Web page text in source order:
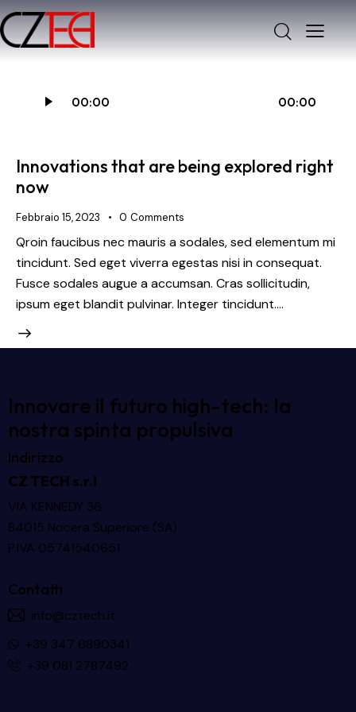
Player
00:00 00:00
Innovations that are being explored right
now
Febbraio 15, 2023 0 Comments
Qroin faucibus nec mauris a sodales, sed elementum mi
tincidunt. Sed eget viverra egestas nisi in consequat.
Fusce sodales augue a accumsan. Cras sollicitudin,
ipsum eget blandit pulvinar. Integer tincidunt.…
Innovare il futuro high-tech: la
nostra spinta propulsiva
Indirizzo
CZ TECH s.r.l
VIA KENNEDY 36
84015 Nocera Superiore (SA)
P.IVA 05741540651
Contatti
info@cztech.it
+39 347 6890341
+39 081 2787492